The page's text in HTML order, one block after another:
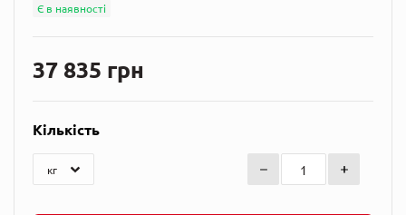
Є в наявності
37 835 грн
Кількість